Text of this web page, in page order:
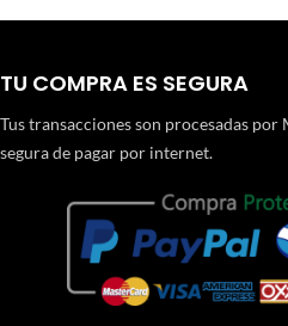
TU COMPRA ES SEGURA
Tus transacciones son procesadas
segura de pagar por internet.